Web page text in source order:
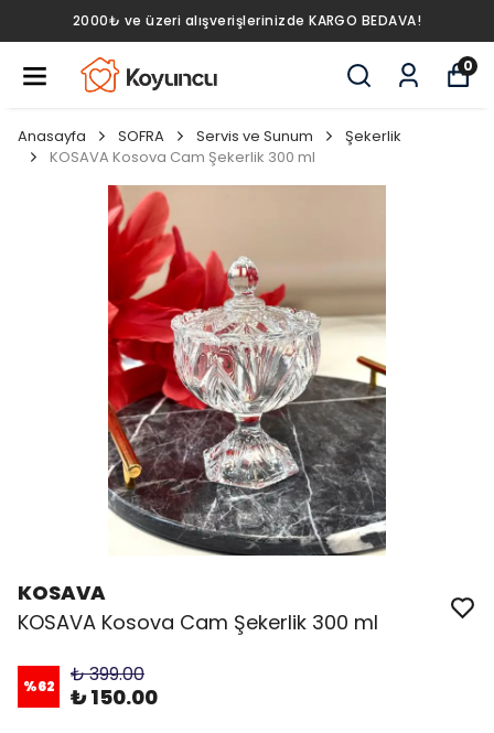
2000₺ ve üzeri alışverişlerinizde KARGO BEDAVA!
0
Anasayfa SOFRA Servis ve Sunum
Şekerlik
KOSAVA Kosova Cam Şekerlik 300 ml
KOSAVA
KOSAVA Kosova Cam Şekerlik 300 ml
%62 ₺ 399.00
₺ 150.00